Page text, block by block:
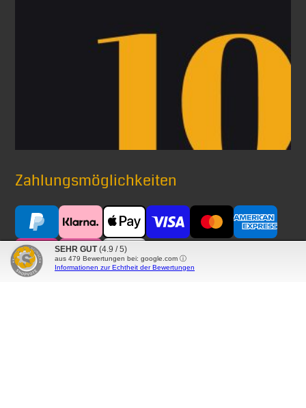
Zahlungsmöglichkeiten
Versand mit
SEHR GUT (4.9 / 5)
aus 479 Bewertungen bei: google.com ⓘ
Informationen zur Echtheit der Bewertungen